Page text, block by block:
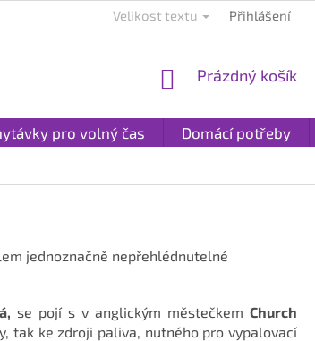
PLATBA A DOPRAVA REKLAMACE
Velikost textu Přihlášení
NÁKUPNÍ
Prázdný košík
pro volný čas Domácí potřeby
jednoznačně nepřehlédnutelné
se pojí s v anglickým městečkem Church
tak ke zdroji paliva, nutného pro vypalovací